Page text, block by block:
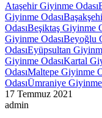
Ataşehir Giyinme Odası
Giyinme Odası
OdasıBeşiktaş Giyinme
Giyinme OdasıBeyoğlu
OdasıEyüpsultan
Giyinme OdasıKartal
OdasıMaltepe Giyinme
OdasıÜmraniye Giyinme
17 Temmuz 2021
admin